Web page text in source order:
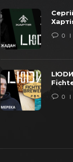
У
кошти
0
0